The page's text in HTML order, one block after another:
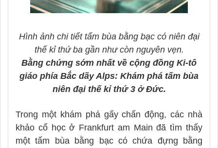
Hình ảnh chi tiết tấm bùa bằng bạc có niên đại
thế kỉ thứ ba gần như còn nguyên vẹn.
Bằng chứng sớm nhất về cộng đồng Ki-tô
giáo phía Bắc dãy Alps: Khám phá tấm bùa
niên đại thế kỉ thứ 3 ở Đức.
Trong một khám phá gấy chấn động, các nhà
khảo cổ học ở Frankfurt am Main đã tìm thấy
một tấm bùa bằng bạc có chứa đựng bằng